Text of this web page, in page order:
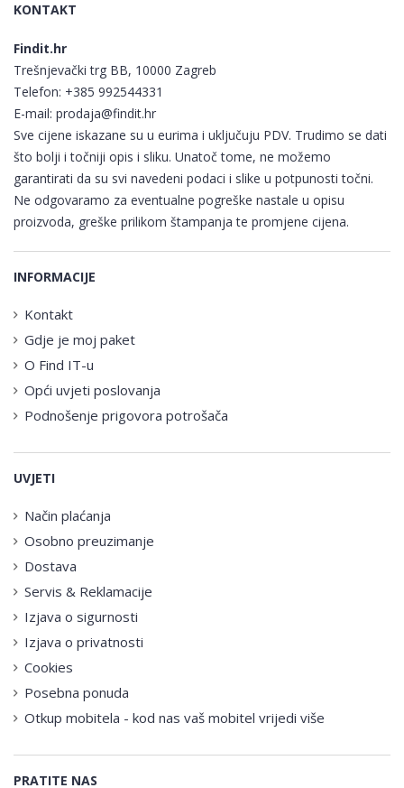
KONTAKT
Findit.hr
Trešnjevački trg BB, 10000 Zagreb
Telefon: +385 992544331
E-mail: prodaja@findit.hr
Sve cijene iskazane su u eurima i uključuju PDV. Trudimo se dati
što bolji i točniji opis i sliku. Unatoč tome, ne možemo
garantirati da su svi navedeni podaci i slike u potpunosti točni.
Ne odgovaramo za eventualne pogreške nastale u opisu
proizvoda, greške prilikom štampanja te promjene cijena.
INFORMACIJE
Kontakt
Gdje je moj paket
O Find IT-u
Opći uvjeti poslovanja
Podnošenje prigovora potrošača
UVJETI
Način plaćanja
Osobno preuzimanje
Dostava
Servis & Reklamacije
Izjava o sigurnosti
Izjava o privatnosti
Cookies
Posebna ponuda
Otkup mobitela - kod nas vaš mobitel vrijedi više
PRATITE NAS